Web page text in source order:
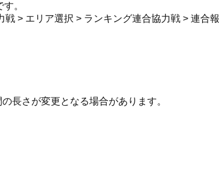
。
> エリア選択 > ランキング連合協力戦 > 連合報
長さが変更となる場合があります。